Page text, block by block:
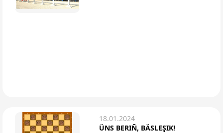
18.01.2024
ÜNS BERIŇ, BÄSLEŞIK!